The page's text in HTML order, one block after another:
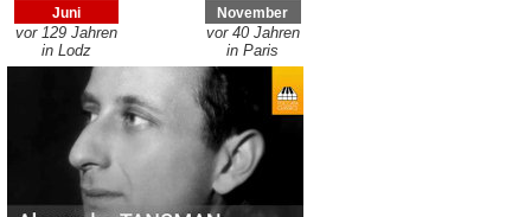
Juni
vor 129 Jahren
in Lodz
November
vor 40 Jahren
in Paris